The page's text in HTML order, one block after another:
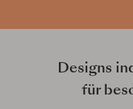
Designs
für